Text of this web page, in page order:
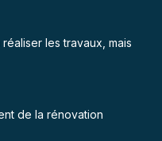
réaliser les travaux, mais
de la rénovation